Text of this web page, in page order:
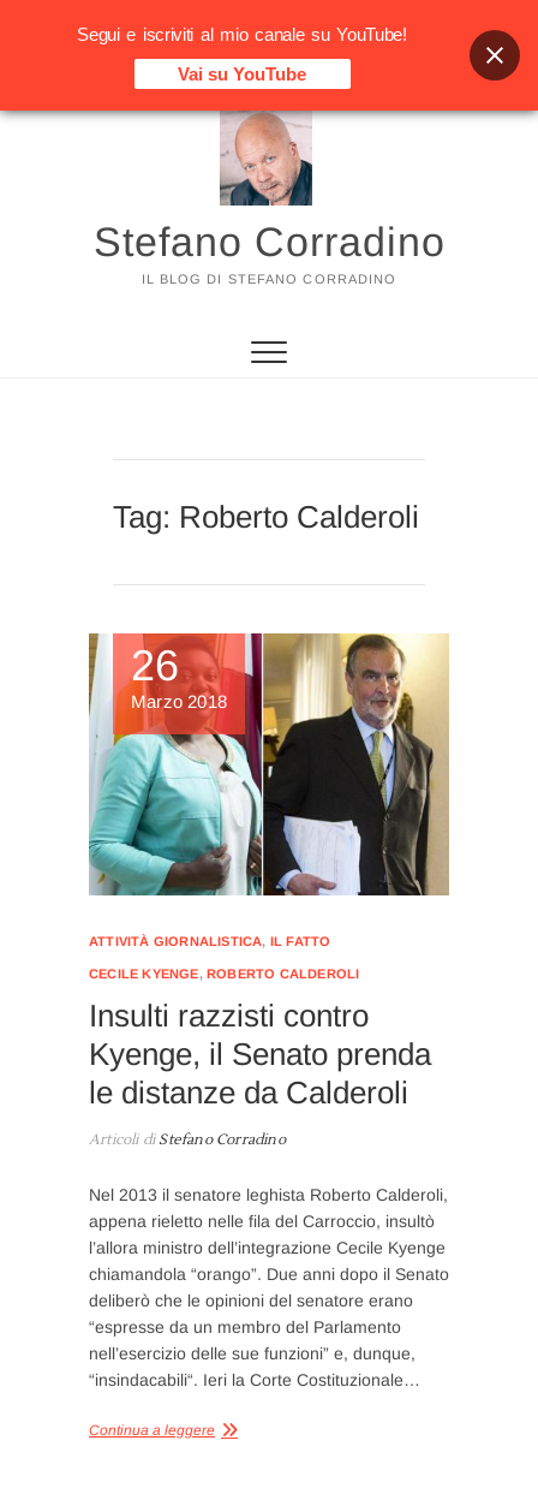
Vai
Stefano Corradino
IL BLOG DI STEFANO CORRADINO
Tag: Roberto Calderoli
26
Marzo 2018
ATTIVITÀ GIORNALISTICA, IL FATTO
CECILE KYENGE,ROBERTO CALDEROLI
Insulti razzisti contro
Kyenge, il Senato prenda
le distanze da Calderoli
Articoli diStefano Corradino
Nel 2013 il senatore leghista Roberto Calderoli,
appena rieletto nelle fila del Carroccio, insultò
l’allora ministro dell’integrazione Cecile Kyenge
chiamandola “orango”. Due anni dopo il Senato
deliberò che le opinioni del senatore erano
“espresse da un membro del Parlamento
nell’esercizio delle sue funzioni” e, dunque,
“insindacabili“. Ieri la Corte Costituzionale…
Continua a leggere
Segui e iscriviti al mio canale su YouTube!
Vai su YouTube